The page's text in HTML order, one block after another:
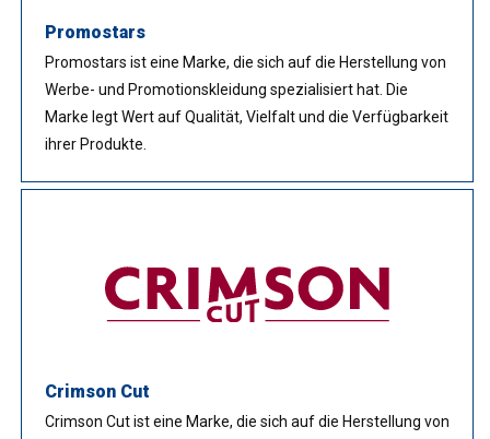
Promostars
Promostars ist eine Marke, die sich auf die Herstellung von
Werbe- und Promotionskleidung spezialisiert hat. Die
Marke legt Wert auf Qualität, Vielfalt und die Verfügbarkeit
ihrer Produkte.
Crimson Cut
Crimson Cut ist eine Marke, die sich auf die Herstellung von